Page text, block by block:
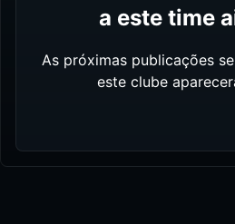
a este time
As próximas publicações
este clube